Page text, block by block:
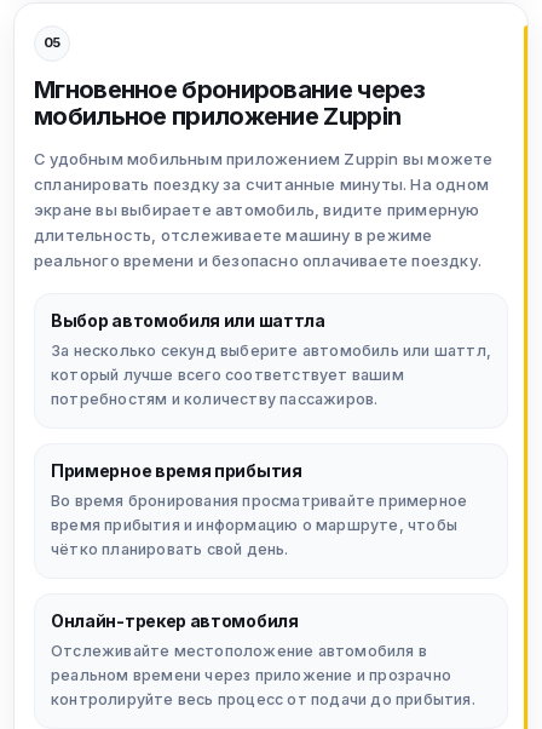
05
Мгновенное бронирование через
мобильное приложение Zuppin
С удобным мобильным приложением Zuppin вы можете
спланировать поездку за считанные минуты. На одном
экране вы выбираете автомобиль, видите примерную
длительность, отслеживаете машину в режиме
реального времени и безопасно оплачиваете поездку.
Выбор автомобиля или шаттла
За несколько секунд выберите автомобиль или шаттл,
который лучше всего соответствует вашим
потребностям и количеству пассажиров.
Примерное время прибытия
Во время бронирования просматривайте примерное
время прибытия и информацию о маршруте, чтобы
чётко планировать свой день.
Онлайн-трекер автомобиля
Отслеживайте местоположение автомобиля в
реальном времени через приложение и прозрачно
контролируйте весь процесс от подачи до прибытия.